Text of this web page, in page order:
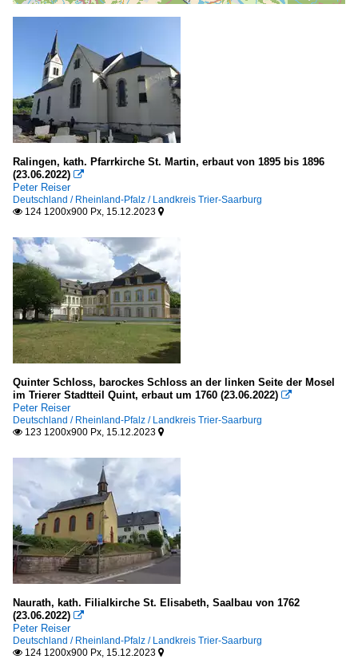
Ralingen, kath. Pfarrkirche St. Martin, erbaut von 1895 bis 1896
(23.06.2022) 
Peter Reiser
Deutschland / Rheinland-Pfalz / Landkreis Trier-Saarburg
 124 1200x900 Px, 15.12.2023 
Quinter Schloss, barockes Schloss an der linken Seite der Mosel
im Trierer Stadtteil Quint, erbaut um 1760 (23.06.2022) 
Peter Reiser
Deutschland / Rheinland-Pfalz / Landkreis Trier-Saarburg
 123 1200x900 Px, 15.12.2023 
Naurath, kath. Filialkirche St. Elisabeth, Saalbau von 1762
(23.06.2022) 
Peter Reiser
Deutschland / Rheinland-Pfalz / Landkreis Trier-Saarburg
 124 1200x900 Px, 15.12.2023 